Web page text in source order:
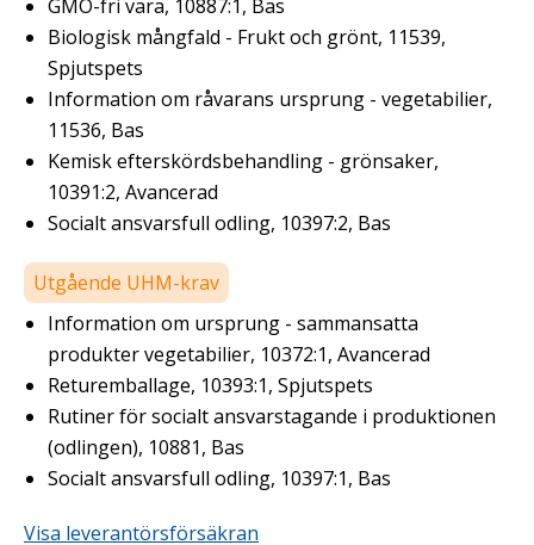
GMO-fri vara, 10887:1, Bas
Biologisk mångfald - Frukt och grönt, 11539,
Spjutspets
Information om råvarans ursprung - vegetabilier,
11536, Bas
Kemisk efterskördsbehandling - grönsaker,
10391:2, Avancerad
Socialt ansvarsfull odling, 10397:2, Bas
Utgående UHM-krav
Information om ursprung - sammansatta
produkter vegetabilier, 10372:1, Avancerad
Returemballage, 10393:1, Spjutspets
Rutiner för socialt ansvarstagande i produktionen
(odlingen), 10881, Bas
Socialt ansvarsfull odling, 10397:1, Bas
Visa leverantörsförsäkran